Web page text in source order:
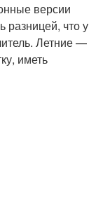
версии
разницей, что у
Летние —
иметь